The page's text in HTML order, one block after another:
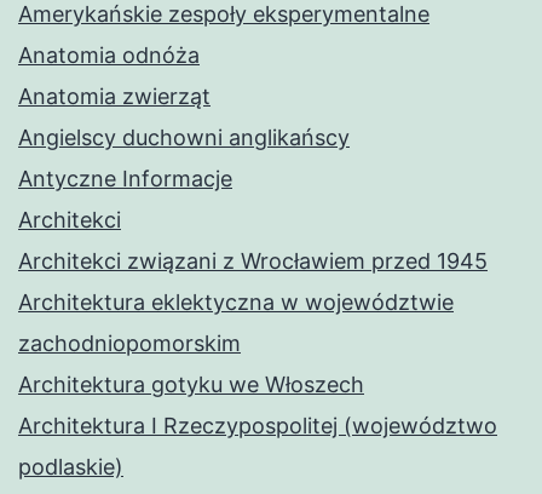
Amerykańskie zespoły eksperymentalne
Anatomia odnóża
Anatomia zwierząt
Angielscy duchowni anglikańscy
Antyczne Informacje
Architekci
Architekci związani z Wrocławiem przed 1945
Architektura eklektyczna w województwie
zachodniopomorskim
Architektura gotyku we Włoszech
Architektura I Rzeczypospolitej (województwo
podlaskie)